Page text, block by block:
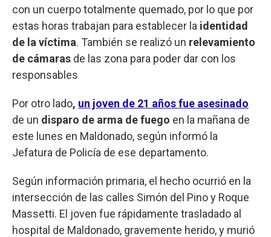
con un cuerpo totalmente quemado, por lo que por
estas horas trabajan para establecer la identidad
de la víctima. También se realizó un relevamiento
de cámaras de las zona para poder dar con los
responsables
Por otro lado, un joven de 21 años fue asesinado
de un disparo de arma de fuego en la mañana de
este lunes en Maldonado, según informó la
Jefatura de Policía de ese departamento.
Según información primaria, el hecho ocurrió en la
intersección de las calles Simón del Pino y Roque
Massetti. El joven fue rápidamente trasladado al
hospital de Maldonado, gravemente herido, y murió